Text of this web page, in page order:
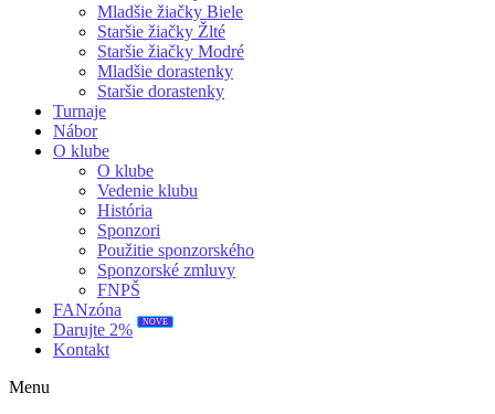
Mladšie žiačky Biele
Staršie žiačky Žlté
Staršie žiačky Modré
Mladšie dorastenky
Staršie dorastenky
Turnaje
Nábor
O klube
O klube
Vedenie klubu
História
Sponzori
Použitie sponzorského
Sponzorské zmluvy
FNPŠ
FANzóna
Darujte 2%
NOVÉ
Kontakt
Menu